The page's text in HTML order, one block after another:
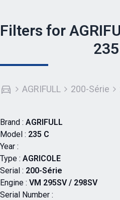
Filters for
AGRIFULL 200-Série
Brand : AGRIFULL
Model : 235 C
Year :
Type : AGRICOLE
Serial : 200-Série
Engine : VM 295SV / 298SV
Serial Number :